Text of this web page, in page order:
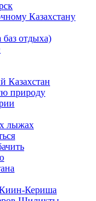
Казахстану
баз отдыха)
Казахстан
природу
лыжах
Кериша